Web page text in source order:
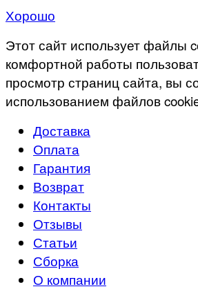
Хорошо
Этот сайт использует файлы
комфортной работы
просмотр страниц сайта, вы
использованием файлов
Доставка
Оплата
Гарантия
Возврат
Контакты
Отзывы
Статьи
Сборка
О компании